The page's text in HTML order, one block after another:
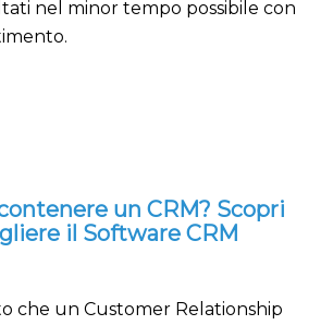
nel minor tempo possibile con
un CRM? Scopri
il Software CRM
che un Customer Relationship